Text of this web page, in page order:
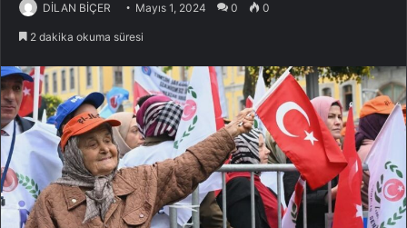
DİLAN BİÇER Mayıs 1, 2024 0 0
2 dakika okuma süresi